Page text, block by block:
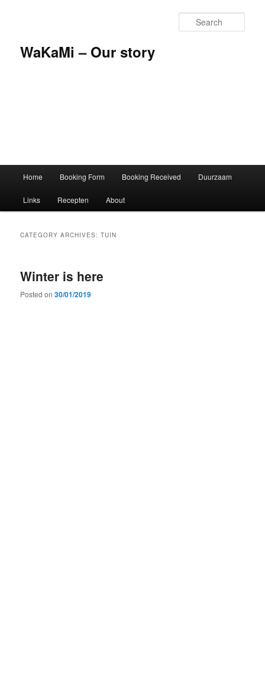
WaKaMi – Our story
Home Booking Form Booking Received Duurzaam
Links Recepten About
CATEGORY ARCHIVES:TUIN
Winter is here
Posted on30/01/2019